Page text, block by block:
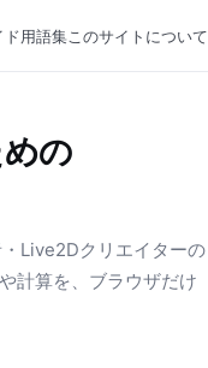
ド用語集このサイトについて
の
Live2Dクリエイターの
計算を、ブラウザだけ